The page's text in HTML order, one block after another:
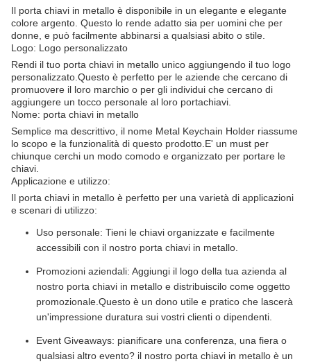
Il porta chiavi in metallo è disponibile in un elegante e elegante
colore argento. Questo lo rende adatto sia per uomini che per
donne, e può facilmente abbinarsi a qualsiasi abito o stile.
Logo: Logo personalizzato
Rendi il tuo porta chiavi in metallo unico aggiungendo il tuo logo
personalizzato.Questo è perfetto per le aziende che cercano di
promuovere il loro marchio o per gli individui che cercano di
aggiungere un tocco personale al loro portachiavi.
Nome: porta chiavi in metallo
Semplice ma descrittivo, il nome Metal Keychain Holder riassume
lo scopo e la funzionalità di questo prodotto.E' un must per
chiunque cerchi un modo comodo e organizzato per portare le
chiavi.
Applicazione e utilizzo:
Il porta chiavi in metallo è perfetto per una varietà di applicazioni
e scenari di utilizzo:
Uso personale: Tieni le chiavi organizzate e facilmente
accessibili con il nostro porta chiavi in metallo.
Promozioni aziendali: Aggiungi il logo della tua azienda al
nostro porta chiavi in metallo e distribuiscilo come oggetto
promozionale.Questo è un dono utile e pratico che lascerà
un'impressione duratura sui vostri clienti o dipendenti.
Event Giveaways: pianificare una conferenza, una fiera o
qualsiasi altro evento? il nostro porta chiavi in metallo è un